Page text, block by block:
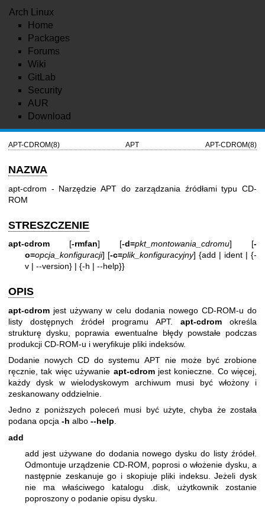
Arch Linux
Home
Packages
Forums
Wiki
GitLab
Security
AUR
Download
APT-CDROM(8) APT APT-CDROM(8)
NAZWA
apt-cdrom - Narzędzie APT do zarządzania źródłami typu CD-
ROM
STRESZCZENIE
apt-cdrom [-rmfan] [-d=pkt_montowania_cdromu] [-
o=opcja_konfiguracji] [-c=plik_konfiguracyjny] {add | ident | {-
v | --version} | {-h | --help}}
OPIS
apt-cdrom jest używany w celu dodania nowego CD-ROM-u do
listy dostępnych źródeł programu APT. apt-cdrom określa
strukturę dysku, poprawia ewentualne błędy powstałe podczas
produkcji CD-ROM-u i weryfikuje pliki indeksów.
Dodanie nowych CD do systemu APT nie może być zrobione
ręcznie, tak więc używanie apt-cdromjest konieczne. Co więcej,
każdy dysk w wielodyskowym archiwum musi być włożony i
zeskanowany oddzielnie.
Jedno z poniższych poleceń musi być użyte, chyba że została
podana opcja -h albo --help.
add
add jest używane do dodania nowego dysku do listy źródeł.
Odmontuje urządzenie CD-ROM, poprosi o włożenie dysku, a
następnie zeskanuje go i skopiuje pliki indeksu. Jeżeli dysk
nie ma właściwego katalogu .disk, użytkownik zostanie
poproszony o podanie opisu dysku.